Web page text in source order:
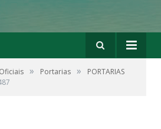
» Portarias »
PORTARIAS